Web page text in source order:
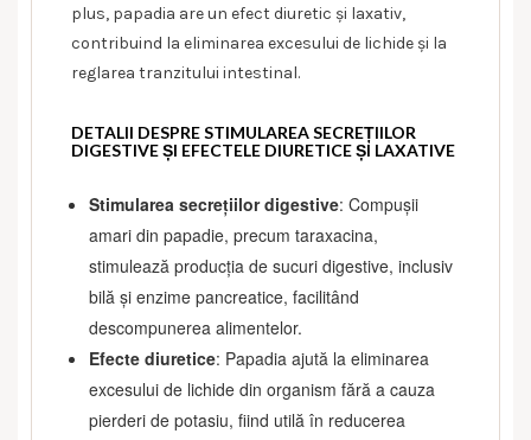
plus, papadia are un efect diuretic și laxativ,
contribuind la eliminarea excesului de lichide și la
reglarea tranzitului intestinal.
DETALII DESPRE STIMULAREA SECREȚIILOR
DIGESTIVE ȘI EFECTELE DIURETICE ȘI LAXATIVE
Stimularea secrețiilor digestive: Compușii
amari din papadie, precum taraxacina,
stimulează producția de sucuri digestive, inclusiv
bilă și enzime pancreatice, facilitând
descompunerea alimentelor.
Efecte diuretice: Papadia ajută la eliminarea
excesului de lichide din organism fără a cauza
pierderi de potasiu, fiind utilă în reducerea